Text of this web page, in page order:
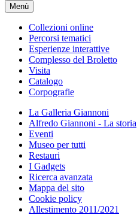
Menù
Collezioni online
Percorsi tematici
Esperienze interattive
Complesso del Broletto
Visita
Catalogo
Corpografie
La Galleria Giannoni
Alfredo Giannoni - La storia
Eventi
Museo per tutti
Restauri
I Gadgets
Ricerca avanzata
Mappa del sito
Cookie policy
Allestimento 2011/2021